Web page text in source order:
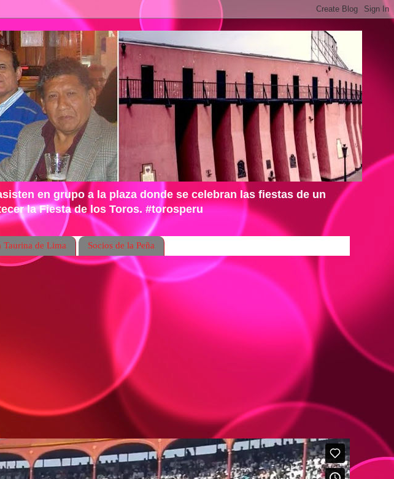
en grupo a la plaza donde se celebran las fiestas de un
la Fiesta de los Toros. #torosperu
Taurina de Lima Socios de la Peña